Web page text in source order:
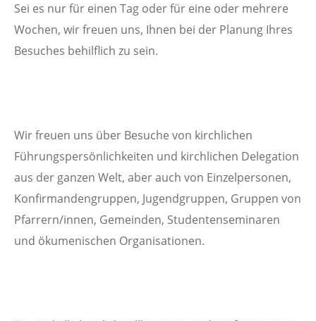
Sei es nur für einen Tag oder für eine oder mehrere
Wochen, wir freuen uns, Ihnen bei der Planung Ihres
Besuches behilflich zu sein.
Wir freuen uns über Besuche von kirchlichen
Führungspersönlichkeiten und kirchlichen Delegation
aus der ganzen Welt, aber auch von Einzelpersonen,
Konfirmandengruppen, Jugendgruppen, Gruppen von
Pfarrern/innen, Gemeinden, Studentenseminaren
und ökumenischen Organisationen.